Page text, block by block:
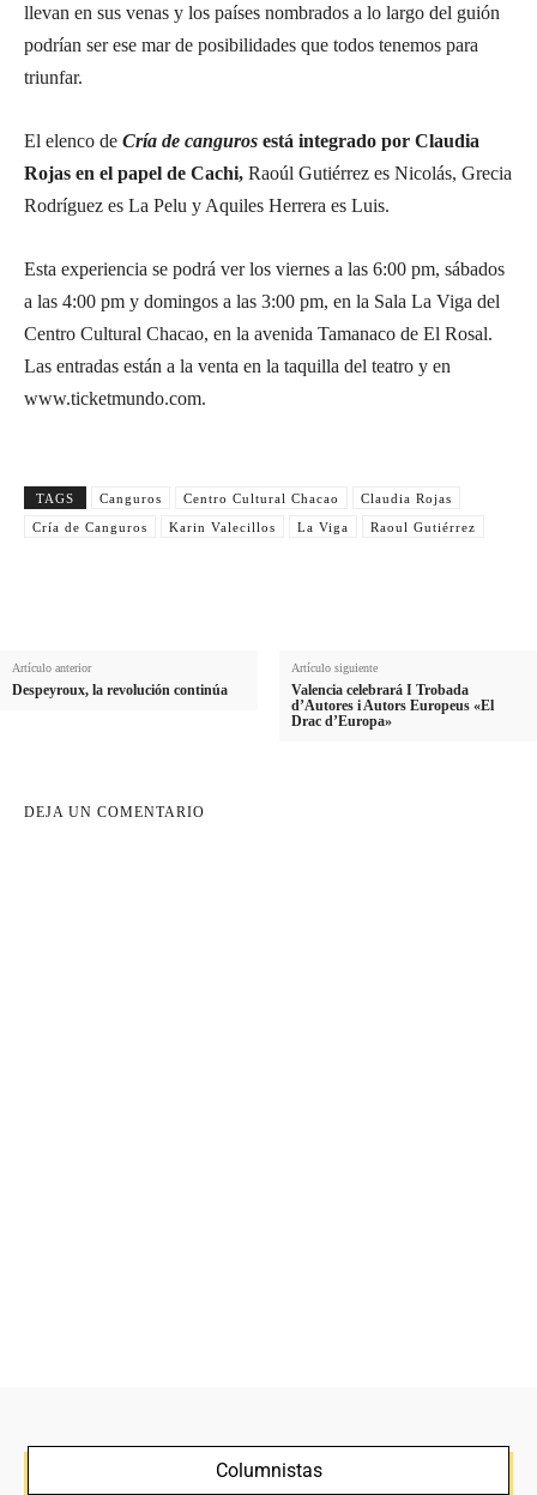
llevan en sus venas y los países nombrados a lo largo del guión
podrían ser ese mar de posibilidades que todos tenemos para
triunfar.
El elenco de Cría de canguros está integrado por Claudia
Rojas en el papel de Cachi, Raoúl Gutiérrez es Nicolás, Grecia
Rodríguez es La Pelu y Aquiles Herrera es Luis.
Esta experiencia se podrá ver los viernes a las 6:00 pm, sábados
a las 4:00 pm y domingos a las 3:00 pm, en la Sala La Viga del
Centro Cultural Chacao, en la avenida Tamanaco de El Rosal.
Las entradas están a la venta en la taquilla del teatro y en
www.ticketmundo.com.
TAGS Canguros Centro Cultural Chacao
Claudia Rojas
Cría de Canguros
Karin Valecillos La Viga Raoul Gutiérrez
Artículo anterior
Despeyroux, la revolución continúa
Artículo siguiente
Valencia celebrará I Trobada
d’Autores i Autors Europeus «El
Drac d’Europa»
DEJA UN COMENTARIO
Columnistas